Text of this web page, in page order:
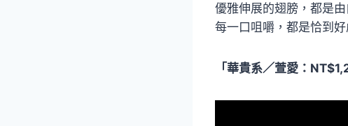
優雅伸展的翅膀，都是
每一口咀嚼，都是恰到好
「華貴系／萱愛：